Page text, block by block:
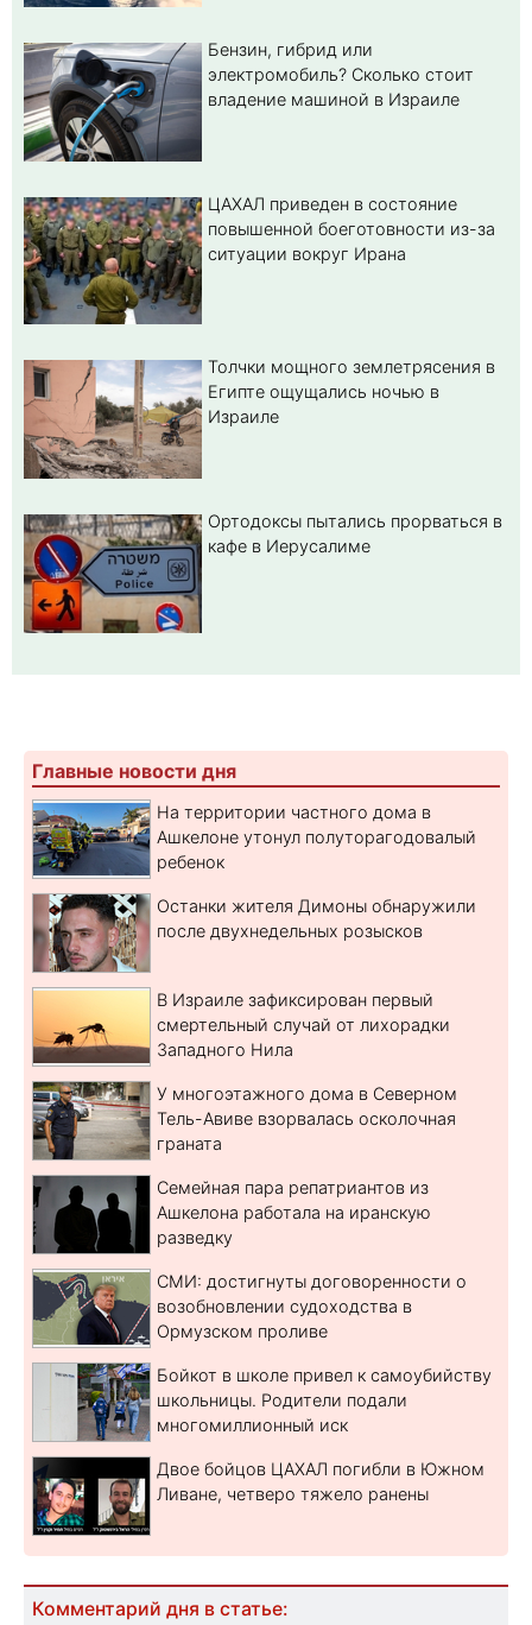
Бензин, гибрид или
электромобиль? Cколько стоит
владение машиной в Израиле
ЦАХАЛ приведен в состояние
повышенной боеготовности из-за
ситуации вокруг Ирана
Толчки мощного землетрясения в
Египте ощущались ночью в
Израиле
Ортодоксы пытались прорваться в
кафе в Иерусалиме
Главные новости дня
На территории частного дома в
Ашкелоне утонул полуторагодовалый
ребенок
Останки жителя Димоны обнаружили
после двухнедельных розысков
В Израиле зафиксирован первый
смертельный случай от лихорадки
Западного Нила
У многоэтажного дома в Северном
Тель-Авиве взорвалась осколочная
граната
Семейная пара репатриантов из
Ашкелона работала на иранскую
разведку
СМИ: достигнуты договоренности о
возобновлении судоходства в
Ормузском проливе
Бойкот в школе привел к самоубийству
школьницы. Родители подали
многомиллионный иск
Двое бойцов ЦАХАЛ погибли в Южном
Ливане, четверо тяжело ранены
Комментарий дня в статье: